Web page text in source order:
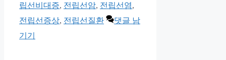
고
리
립선비대증, 전립선암, 전립선염,
전립선증상, 전립선질환
댓글 남
기기